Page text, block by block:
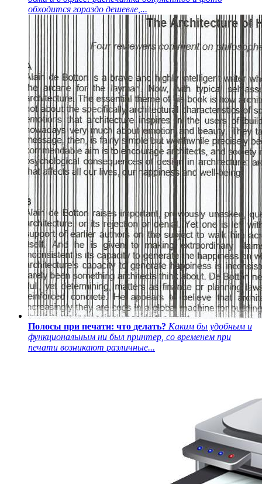
обходится гораздо дешевле,...
Полосы при печати: что делать? Каким бы удобным и
функциональным ни был принтер, со временем при
печати возникают различные...